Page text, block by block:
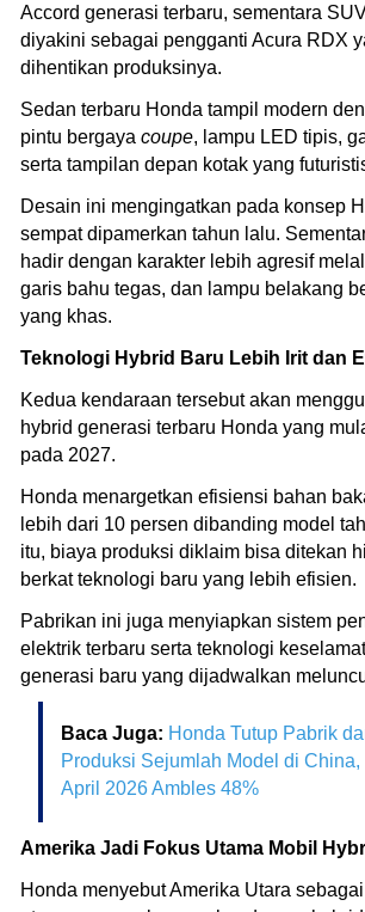
Accord generasi terbaru, sementara
diyakini sebagai pengganti Acura RDX
dihentikan produksinya.
Sedan terbaru Honda tampil modern
pintu bergaya coupe, lampu LED tipis,
serta tampilan depan kotak yang
Desain ini mengingatkan pada konsep
sempat dipamerkan tahun lalu.
hadir dengan karakter lebih agresif
garis bahu tegas, dan lampu belakang
yang khas.
Teknologi Hybrid Baru Lebih Irit dan
Kedua kendaraan tersebut akan
hybrid generasi terbaru Honda yang
pada 2027.
Honda menargetkan efisiensi bahan
lebih dari 10 persen dibanding model
itu, biaya produksi diklaim bisa ditekan
berkat teknologi baru yang lebih efisien.
Pabrikan ini juga menyiapkan sistem
elektrik terbaru serta teknologi
generasi baru yang dijadwalkan
Baca Juga: Honda Tutup Pabrik
Produksi Sejumlah Model di
April 2026 Ambles 48%
Amerika Jadi Fokus Utama Mobil
Honda menyebut Amerika Utara